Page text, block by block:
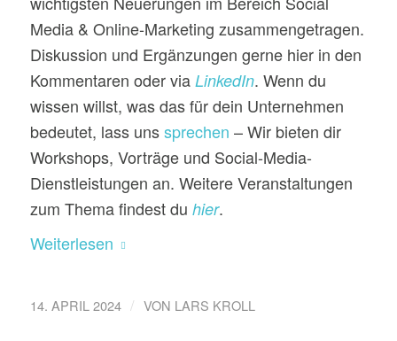
Media & Online-Marketing zusammengetragen.
Diskussion und Ergänzungen gerne hier in den
Kommentaren oder via LinkedIn. Wenn du
wissen willst, was das für dein Unternehmen
bedeutet, lass unssprechen – Wir bieten dir
Workshops, Vorträge und Social-Media-
Dienstleistungen an. Weitere Veranstaltungen
zum Thema findest du hier.
Weiterlesen
14. APRIL 2024 / VON LARS KROLL